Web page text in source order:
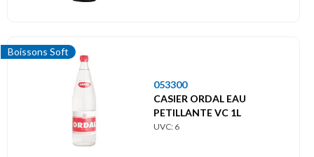
Boissons Soft
053300
CASIER ORDAL EAU
PETILLANTE VC 1L
UVC: 6